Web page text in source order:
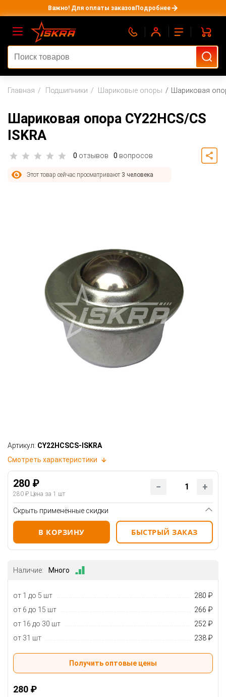
Важно! Для оплаты заказовПодробнее
Главная Подшипники Шариковые опоры Шариковая
Шариковая опора CY22HCS/CS
ISKRA
0 отзывов 0 вопросов
Этот товар сейчас просматривают 3 человека
Артикул: CY22HCSCS-ISKRA
Смотреть характеристики
280 ₽
280 ₽ Цена за 1 шт
Скрыть применённые скидки
В КОРЗИНУ БЫСТРЫЙ ЗАКАЗ
Наличие: Много
от 1 до 5 шт
280 ₽
от 6 до 15 шт
266 ₽
от 16 до 30 шт
252 ₽
от 31 шт
238 ₽
Получить оптовые цены
280 ₽